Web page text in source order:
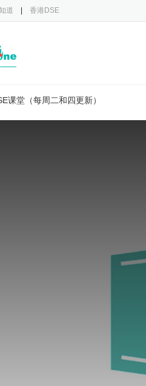
道 香港DSE
课堂（每周二和四更新）